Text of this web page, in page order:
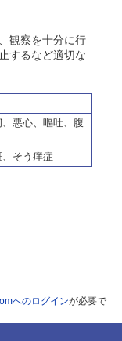
観察を十分に行
するなど適切な
悪心、嘔吐、腹
そう痒症
へのログインが必要で